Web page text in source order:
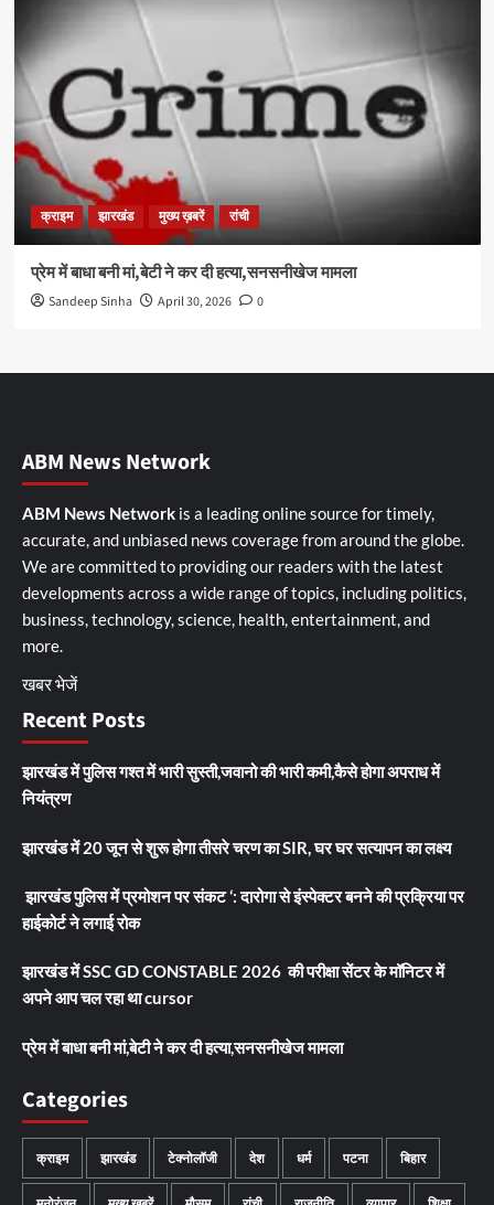
क्राइम झारखंड मुख्य ख़बरें रांची
प्रेम में बाधा बनी मां,बेटी ने कर दी हत्या,सनसनीखेज मामला
Sandeep Sinha April 30, 2026 0
ABM News Network
ABM News Network is a leading online source for timely,
accurate, and unbiased news coverage from around the globe.
We are committed to providing our readers with the latest
developments across a wide range of topics, including politics,
business, technology, science, health, entertainment, and
more.
खबर भेजें
Recent Posts
झारखंड में पुलिस गश्त में भारी सुस्ती,जवानो की भारी कमी,कैसे होगा अपराध में
नियंत्रण
झारखंड में 20 जून से शुरू होगा तीसरे चरण का SIR, घर घर सत्यापन का लक्ष्य
झारखंड पुलिस में प्रमोशन पर संकट ‘: दारोगा से इंस्पेक्टर बनने की प्रक्रिया पर
हाईकोर्ट ने लगाई रोक
झारखंड में SSC GD CONSTABLE 2026 की परीक्षा सेंटर के मॉनिटर में
अपने आप चल रहा था cursor
प्रेम में बाधा बनी मां,बेटी ने कर दी हत्या,सनसनीखेज मामला
Categories
क्राइम झारखंड टेक्नोलॉजी देश धर्म पटना बिहार